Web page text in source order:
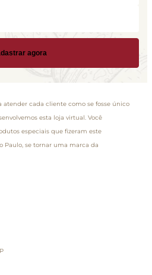
agora
atender cada cliente como se fosse único
esta loja virtual. Você
especiais que fizeram este
Paulo, se tornar uma marca da